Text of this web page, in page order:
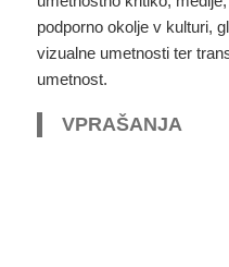
podporno okolje v kulturi,
vizualne umetnosti ter
umetnost.
VPRAŠANJA